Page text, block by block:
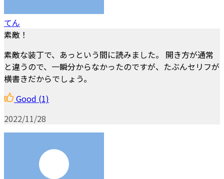
てん
素敵！
素敵な装丁で、あっという間に読みました。 開き方が通常
と違うので、一瞬分からなかったのですが、たぶんセリフが
横書きだからでしょう。
Good (1)
2022/11/28